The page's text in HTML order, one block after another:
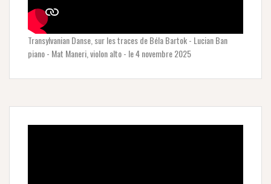
Transylvanian Danse, sur les traces de Béla Bartok - Lucian Ban
piano - Mat Maneri, violon alto - le 4 novembre 2025